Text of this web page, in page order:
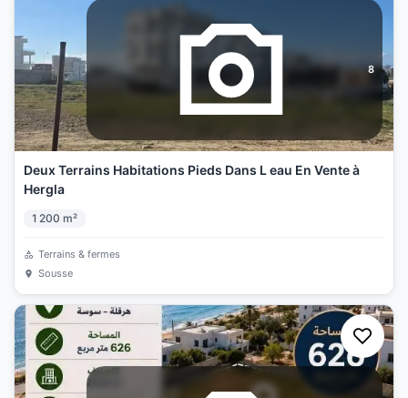
8
Deux Terrains Habitations Pieds Dans L eau En Vente à
Hergla
1 200 m²
Terrains & fermes
Sousse